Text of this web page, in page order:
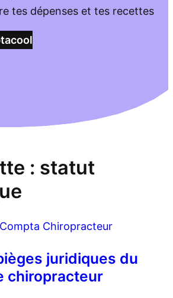
tes dépenses et tes recettes
: statut
Compta Chiropracteur
juridiques du
chiropracteur